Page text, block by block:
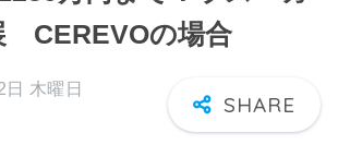
CEREVOの場合
木曜日